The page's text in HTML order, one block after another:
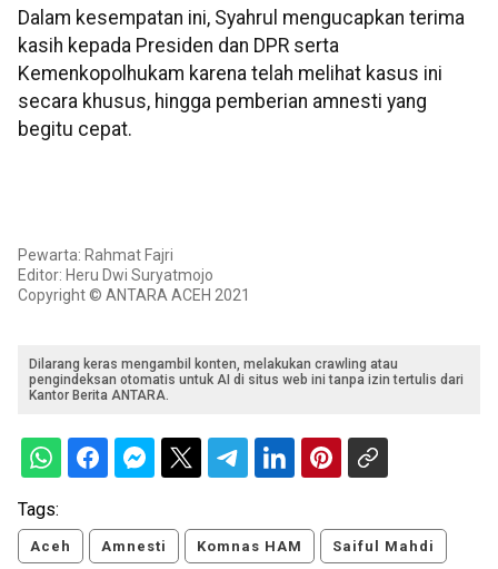
Dalam kesempatan ini, Syahrul mengucapkan terima
kasih kepada Presiden dan DPR serta
Kemenkopolhukam karena telah melihat kasus ini
secara khusus, hingga pemberian amnesti yang
begitu cepat.
Pewarta: Rahmat Fajri
Editor: Heru Dwi Suryatmojo
Copyright © ANTARA ACEH 2021
Dilarang keras mengambil konten, melakukan crawling atau
pengindeksan otomatis untuk AI di situs web ini tanpa izin tertulis dari
Kantor Berita ANTARA.
Tags:
Aceh Amnesti Komnas HAM Saiful Mahdi